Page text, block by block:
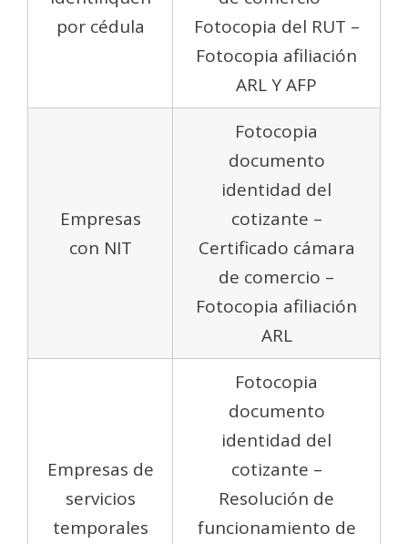
por cédula
Fotocopia del RUT –
Fotocopia afiliación
ARL Y AFP
Empresas
con NIT
Fotocopia
documento
identidad del
cotizante –
Certificado cámara
de comercio –
Fotocopia afiliación
ARL
Empresas de
servicios
temporales
Fotocopia
documento
identidad del
cotizante –
Resolución de
funcionamiento de